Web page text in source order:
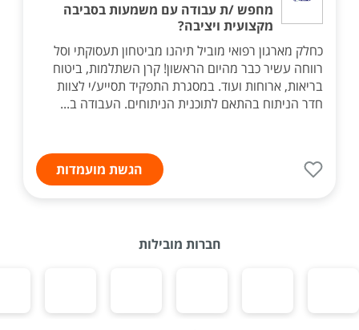
מחפש /ת עבודה עם משמעות בסביבה
מקצועית ויציבה?
כחלק מארגון רפואי מוביל תיהנו מביטחון תעסוקתי וסל
רווחה עשיר כבר מהיום הראשון! קרן השתלמות, ביטוח
בריאות, ארוחות ועוד. במסגרת התפקיד תסייע/י לצוות
חדר הניתוח בהתאם לתוכנית הניתוחים. העבודה ב...
הגשת מועמדות
חברות מובילות